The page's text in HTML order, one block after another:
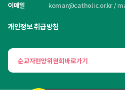
이메일
komar@catholic.or.kr/
개인정보 취급방침
순교자현양위원회바로가기